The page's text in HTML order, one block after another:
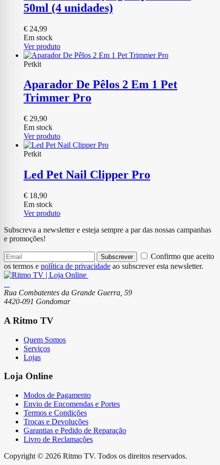
50ml (4 unidades)
€ 24,99
Em stock
Ver produto
Petkit
Aparador De Pêlos 2 Em 1 Pet
Trimmer Pro
€ 29,90
Em stock
Ver produto
Petkit
Led Pet Nail Clipper Pro
€ 18,90
Em stock
Ver produto
Subscreva a newsletter e esteja sempre a par das nossas campanhas
e promoções!
Subscrever
Confirmo que aceito
os termos e política de privacidade ao subscrever esta newsletter.
Rua Combatentes da Grande Guerra, 59
4420-091 Gondomar
A Ritmo TV
Quem Somos
Serviços
Lojas
Loja Online
Modos de Pagamento
Envio de Encomendas e Portes
Termos e Condições
Trocas e Devoluções
Garantias e Pedido de Reparação
Livro de Reclamações
Copyright © 2026 Ritmo TV. Todos os direitos reservados.